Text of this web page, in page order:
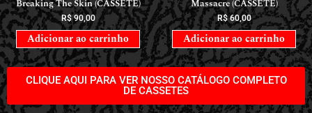
Breaking The Skin (CASSETE)
R$90,00
Adicionar ao carrinho
Massacre (CASSETE)
R$60,00
Adicionar ao carrinho
CLIQUE AQUI PARA VER NOSSO CATÁLOGO COMPLETO
DE CASSETES